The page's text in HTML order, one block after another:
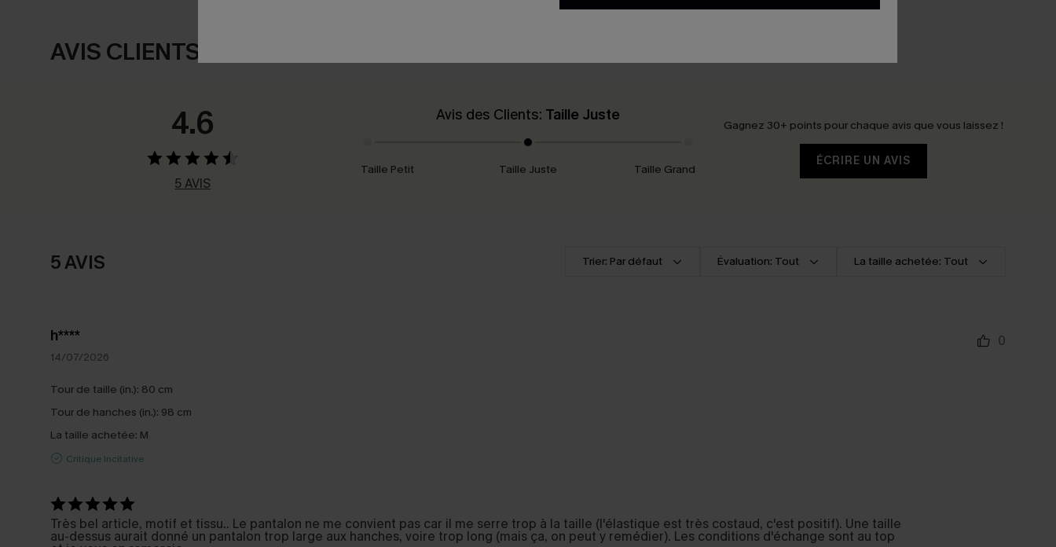
AVIS CLIENTS
4.6
5 AVIS
Avis des Clients: Taille Juste
Taille Petit Taille Juste Taille Grand
Gagnez 30+ points pour chaque avis que vous laissez !
ÉCRIRE UN AVIS
5 AVIS Trier: Par défaut Évaluation: Tout La taille achetée: Tout
h****
14/07/2026
Tour de taille (in.): 80 cm
Tour de hanches (in.): 98 cm
La taille achetée: M
Critique Incitative
0
Très bel article, motif et tissu.. Le pantalon ne me convient pas car il me serre trop à la taille (l'élastique est très costaud, c'est positif). Une taille
au-dessus aurait donné un pantalon trop large aux hanches, voire trop long (mais ça, on peut y remédier). Les conditions d'échange sont au top